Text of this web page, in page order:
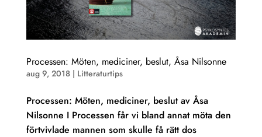
Processen: Möten, mediciner, beslut, Åsa Nilsonne
aug 9, 2018| Litteraturtips
Processen: Möten, mediciner, beslut av Åsa
Nilsonne I Processen får vi bland annat möta den
förtvivlade mannen som skulle få rätt dos